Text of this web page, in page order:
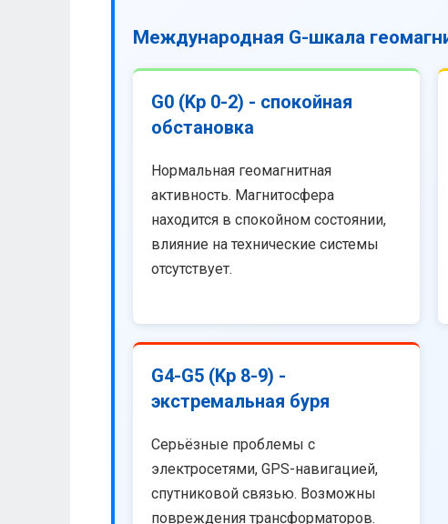
Международная G-шкала
G0 (Kp 0-2) - спокойная
обстановка
Нормальная геомагнитная
активность. Магнитосфера
находится в спокойном состоянии,
влияние на технические системы
отсутствует.
G4-G5 (Kp 8-9) -
экстремальная буря
Серьёзные проблемы с
электросетями, GPS-навигацией,
спутниковой связью. Возможны
повреждения трансформаторов.